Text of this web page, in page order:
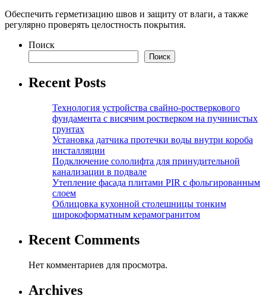
Обеспечить герметизацию швов и защиту от влаги, а также
регулярно проверять целостность покрытия.
Поиск
Поиск
Recent Posts
Технология устройства свайно-ростверкового
фундамента с висячим ростверком на пучинистых
грунтах
Установка датчика протечки воды внутри короба
инсталляции
Подключение сололифта для принудительной
канализации в подвале
Утепление фасада плитами PIR с фольгированным
слоем
Облицовка кухонной столешницы тонким
широкоформатным керамогранитом
Recent Comments
Нет комментариев для просмотра.
Archives